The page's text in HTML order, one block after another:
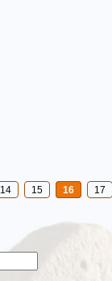
14 15 16 17